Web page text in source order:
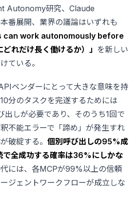
Autonomy研究、Claude
番展開、業界の議論はいずれも
can work autonomously before
れだけ長く働けるか）」 を新しい
ている。
ベンダーにとって大きな意味を持
分のタスクを完遂するためには
出しが必要であり、そのうち1回で
不能エラーで「諦め」が発生すれ
破綻する。 個別呼び出しの95%成
全成功する確率は36%にしかな
には、各MCPが99%以上の信頼
ジェントワークフローが成立しな